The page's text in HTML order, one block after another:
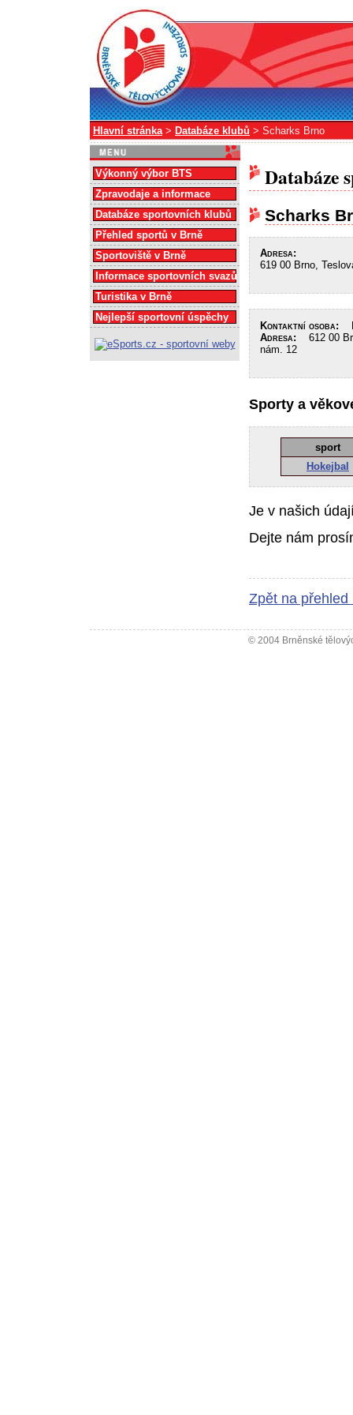
Hlavní stránka> Databáze klubů > Scharks Brno
Databáze
Scharks
Adresa:
619 00 Brno,
Kontaktní osoba:
Adresa: 612 00
nám. 12
Sporty a
sport
Hokejbal
Je v našich
Dejte nám
Zpět na přehled
Výkonný výbor BTS
Zpravodaje a informace
Databáze sportovních klubů
Přehled sportů v Brně
Sportoviště v Brně
Informace sportovních svazů
Turistika v Brně
Nejlepší sportovní úspěchy
© 2004 Brněnské